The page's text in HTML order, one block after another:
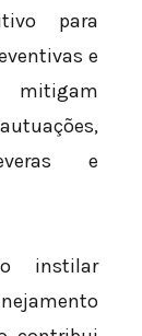
para
e
e
instilar